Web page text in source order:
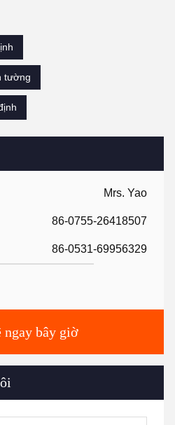
Mrs. Yao
86-0755-26418507
86-0531-69956329
ngay bây giờ
tường